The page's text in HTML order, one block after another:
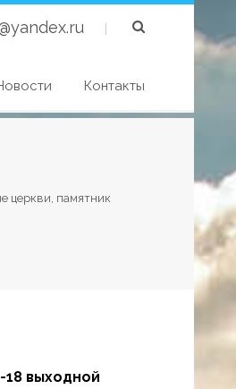
|
Контакты
церкви, памятник
выходной